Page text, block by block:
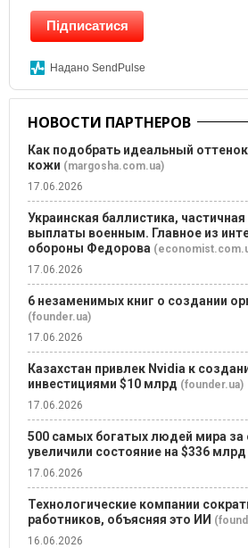
Підписатися
Надано SendPulse
НОВОСТИ ПАРТНЕРОВ
Как подобрать идеальный
кожи (margosha.com.ua)
17.06.2026
Украинская баллистика,
выплаты военным. Главное из
обороны Федорова
17.06.2026
6 незаменимых книг о создании
(founder.ua)
17.06.2026
Казахстан привлек Nvidia к
инвестициями $10 млрд (founder.ua)
17.06.2026
500 самых богатых людей мира за
увеличили состояние на $336 млрд
17.06.2026
Технологические компании
работников, объясняя это ИИ
16.06.2026